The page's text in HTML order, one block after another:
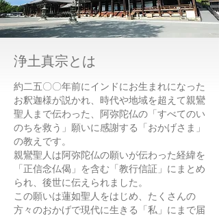
浄土真宗とは
約二五〇〇年前にインドにお生まれになった
お釈迦様が説かれ、時代や地域を超えて親鸞
聖人まで伝わった、阿弥陀仏の「すべてのい
のちを救う」願いに感謝する「おかげさま」
の教えです。
親鸞聖人は阿弥陀仏の願いが伝わった経緯を
「正信念仏偈」を含む「教行信証」にまとめ
られ、後世に伝えられました。 ​
この願いは蓮如聖人をはじめ、たくさんの
方々のおかげで現代に生きる「私」にまで届